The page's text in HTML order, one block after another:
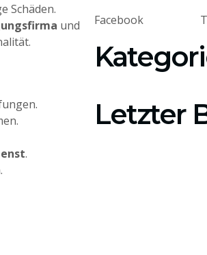
Schäden.
und
.
Facebook
Letzter